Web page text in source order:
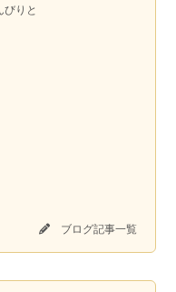
びりと
ブログ記事一覧